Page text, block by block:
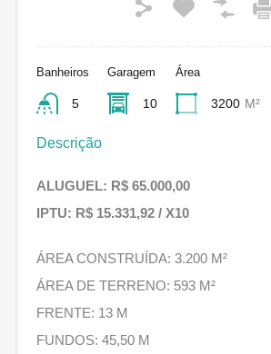
Banheiros
5
Garagem
10
Área
3200 M²
Descrição
ALUGUEL: R$ 65.000,00
IPTU: R$ 15.331,92 / X10
ÁREA CONSTRUÍDA: 3.200 M²
ÁREA DE TERRENO: 593 M²
FRENTE: 13 M
FUNDOS: 45,50 M